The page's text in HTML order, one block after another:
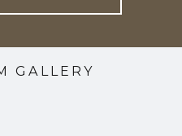
GALLERY